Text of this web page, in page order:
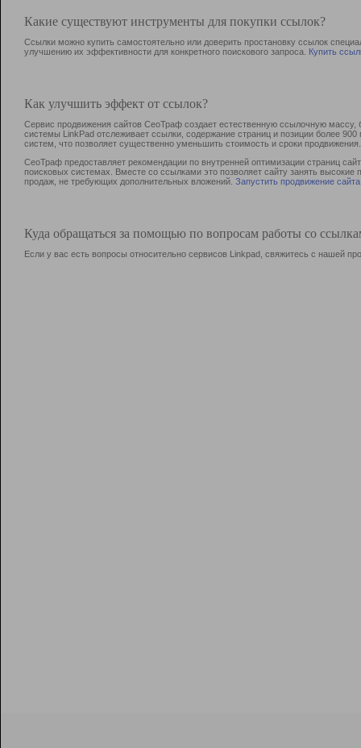
Какие существуют инструменты для покупки ссылок?
Ссылки можно купить самостоятельно или доверить простановку ссылок
улучшению их эффективности для конкретного поискового запроса. Купить
Как улучшить эффект от ссылок?
Сервис продвижения сайтов СеоТраф создает естественную ссылочную
системы LinkPad отслеживает ссылки, содержание страниц и позиции более
систем, что позволяет существенно уменьшить стоимость и сроки продвижения.
СеоТраф предоставляет рекомендации по внутренней оптимизации страниц
поисковых системах. Вместе со ссылками это позволяет сайту занять
продаж, не требующих дополнительных вложений. Запустить продвижение сайта
Куда обращаться за помощью по вопросам работы со
Если у вас есть вопросы относительно сервисов Linkpad, свяжитесь с нашей